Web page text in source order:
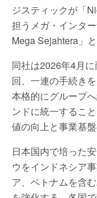
ジスティックが「
担うメガ・インタ
Mega Sejahtera」と
同社は2026年4月
回、一連の手続き
本格的にグループ
ンドに統一するこ
値の向上と事業基盤
日本国内で培った
ウをインドネシア
ア、ベトナムを含